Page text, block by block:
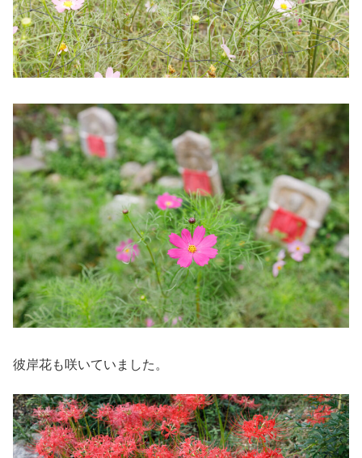
彼岸花も咲いていました。